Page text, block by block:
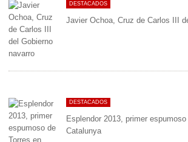
DESTACADOS
Javier Ochoa, Cruz de Carlos III
DESTACADOS
Esplendor 2013, primer
Catalunya